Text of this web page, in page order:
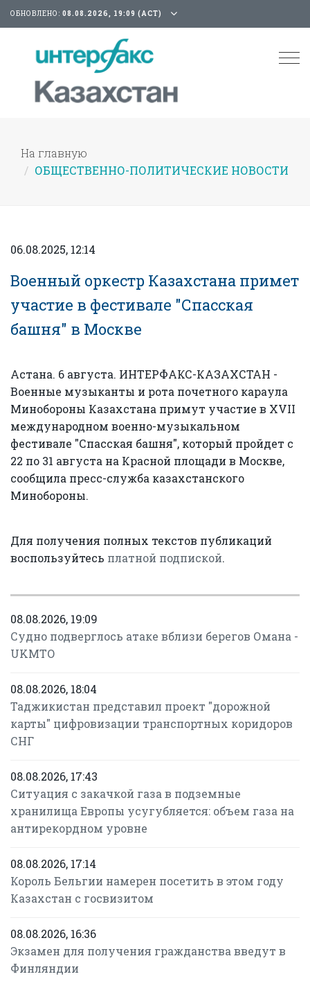
ОБНОВЛЕНО: 08.08.2026, 19:09 (АСТ)
На главную
ОБЩЕСТВЕННО-ПОЛИТИЧЕСКИЕ НОВОСТИ
06.08.2025, 12:14
Военный оркестр Казахстана примет
участие в фестивале "Спасская
башня" в Москве
Астана. 6 августа. ИНТЕРФАКС-КАЗАХСТАН -
Военные музыканты и рота почетного караула
Минобороны Казахстана примут участие в XVII
международном военно-музыкальном
фестивале "Спасская башня", который пройдет с
22 по 31 августа на Красной площади в Москве,
сообщила пресс-служба казахстанского
Минобороны.
Для получения полных текстов публикаций
воспользуйтесь платной подпиской.
08.08.2026, 19:09
Судно подверглось атаке вблизи берегов Омана -
UKMTO
08.08.2026, 18:04
Таджикистан представил проект "дорожной
карты" цифровизации транспортных коридоров
СНГ
08.08.2026, 17:43
Ситуация с закачкой газа в подземные
хранилища Европы усугубляется: объем газа на
антирекордном уровне
08.08.2026, 17:14
Король Бельгии намерен посетить в этом году
Казахстан с госвизитом
08.08.2026, 16:36
Экзамен для получения гражданства введут в
Финляндии